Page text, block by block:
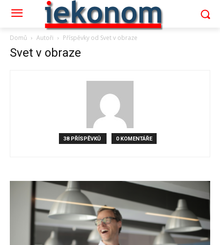
Domů Autoři Příspěvky od Svet v obraze
Svet v obraze
38 PŘÍSPĚVKŮ 0 KOMENTÁŘE